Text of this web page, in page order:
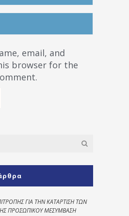
email, and
browser for the
ΓΙΑ ΤΗΝ ΚΑΤΑΡΤΙΣΗ ΤΩΝ
ΠΡΟΣΩΠΙΚΟΥ ΜΕΣΥΜΒΑΣΗ